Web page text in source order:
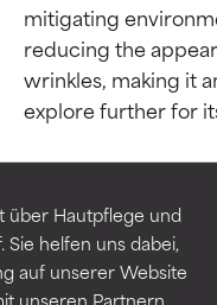
über Hautpflege und
helfen uns dabei,
auf unserer Website
unseren Partnern
mitigating
reducing the
wrinkles, making it
explore further for
It’s most
products in
In contrast,
typically used in
SEHR
SEHR